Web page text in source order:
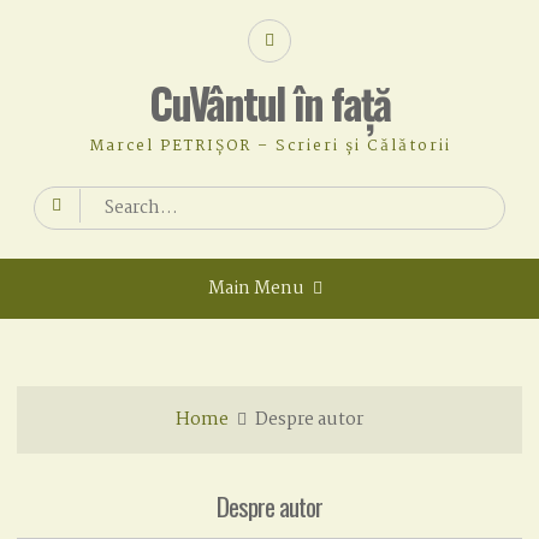
Facebook
CuVântul în față
Marcel PETRIȘOR – Scrieri și Călătorii
Search
for:
Main Menu
Home Despre autor
Despre autor